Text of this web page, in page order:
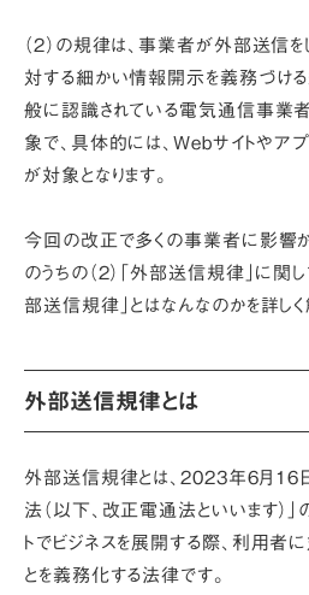
（2）の規律は、事業者が外部送信
対する細かい情報開示を義務づけ
般に認識されている電気通信事業
象で、具体的には、Webサイトやア
が対象となります。
今回の改正で多くの事業者に影響
のうちの（2）「外部送信規律」に関
部送信規律」とはなんなのかを詳し
外部送信規律とは
外部送信規律とは、2023年6月16
法（以下、改正電通法といいます）
トでビジネスを展開する際、利用者
とを義務化する法律です。